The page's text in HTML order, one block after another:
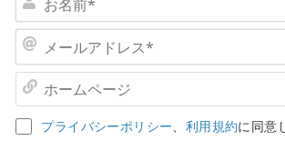
プライバシーポリシー、 利用規約に同意